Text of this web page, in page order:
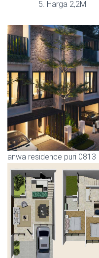
Harga 2,2M
anwa residence puri 0813